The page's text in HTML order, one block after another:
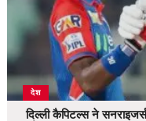
देश
दिल्ली कैपिटल्स ने